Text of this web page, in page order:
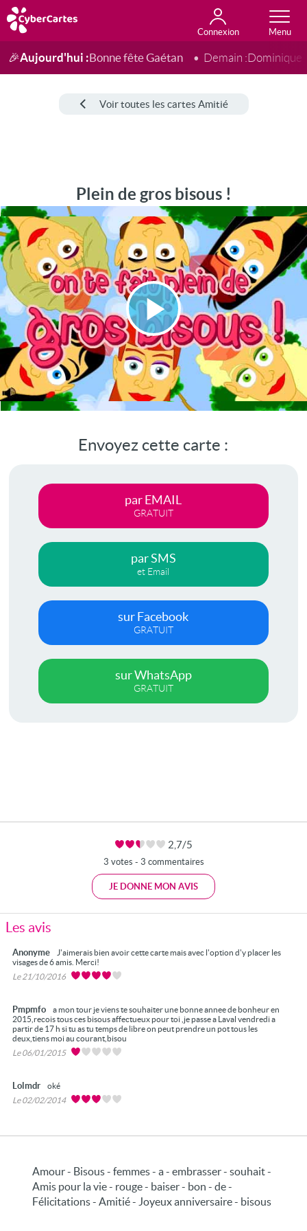
Connexion
Anniversaire
Fête du jour
Amour
Amitié
Merci
Toutes les cartes
🎉Aujourd'hui :Bonne fête Gaétan Demain :Dominique
Voir toutes les cartes Amitié
Plein de gros bisous !
Lire
la
vidéo
Envoyez cette carte :
par EMAIL
GRATUIT
par SMS
et Email
sur Facebook
GRATUIT
sur WhatsApp
GRATUIT
2,7/5
3 votes - 3 commentaires
JE DONNE MON AVIS
Les avis
Anonyme
J'aimerais bien avoir cette carte mais avec l'option d'y placer les
visages de 6 amis. Merci!
Le 21/10/2016
Pmpmfo
a mon tour je viens te souhaiter une bonne annee de bonheur en
2015,recois tous ces bisous affectueux pour toi ,je passe a Laval vendredi a
partir de 17 h si tu as tu temps de libre on peut prendre un pot tous les
deux,tiens moi au courant,bisou
Le 06/01/2015
Lolmdr
oké
Le 02/02/2014
Amour - Bisous - femmes - a - embrasser - souhait -
Amis pour la vie - rouge - baiser - bon - de -
Félicitations - Amitié - Joyeux anniversaire - bisous